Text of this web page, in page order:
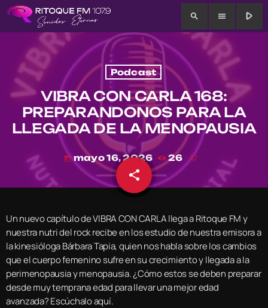
search menu play_arrow
Podcast
VIBRA CON CARLA 168:
PREPARANDONOS PARA LA
LLEGADA DE LA MENOPAUSIA
today mayo 16, 2026 26
share
email
Un nuevo capítulo de VIBRA CON CARLA llega a Ritoque FM y
nuestra nutri del rock recibe en los estudio de nuestra emisora a
la kinesióloga Bárbara Tapia, quien nos habla sobre los cambios
que el cuerpo femenino sufre en su crecimiento y llegada a la
perimenopausia y menopausia. ¿Cómo estos se deben preparar
desde muy temprana edad para llevar una mejor edad
avanzada? Escúchalo aquí.